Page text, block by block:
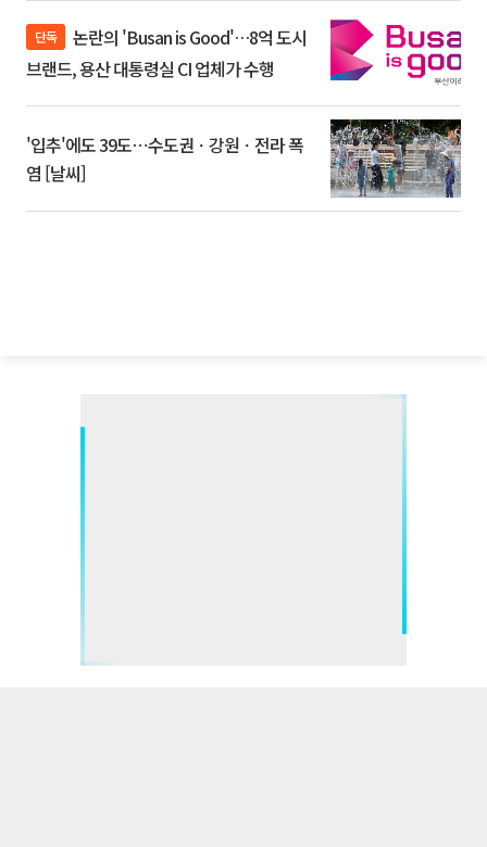
단독
브랜드, 용산 대통령실 CI 업체가 수행
'입추'에도 39도⋯수도권ㆍ강원ㆍ전라 폭
염 [날씨]